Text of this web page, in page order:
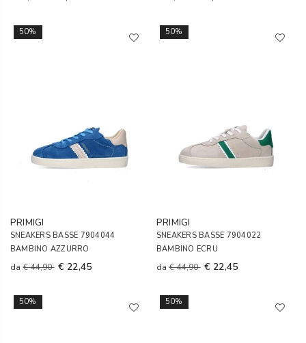
50%
PRIMIGI
SNEAKERS BASSE 7904044
BAMBINO AZZURRO
da€ 44,90 € 22,45
50%
PRIMIGI
SNEAKERS BASSE 7904022
BAMBINO ECRU
da€ 44,90 € 22,45
50% 50%